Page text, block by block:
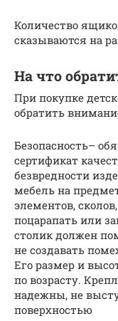
Количество
сказываются на
На что
При покупке
обратить
Безопасность–
сертификат
безвредности
мебель на
элементов,
поцарапать или
столик должен
не создавать
Его размер и
по возрасту.
надежны, не
поверхностью